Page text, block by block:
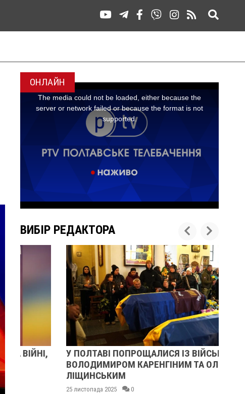
ОНЛАЙН
ВИБІР РЕДАКТОРА
У ПОЛТАВІ ПОПРОЩАЛИСЯ ІЗ ВІЙСЬКОВИМИ
ВОЛОДИМИРОМ КАРЕНГІНИМ ТА ОЛЕГОМ
ЛІЩИНСЬКИМ
25 листопада 2025 0